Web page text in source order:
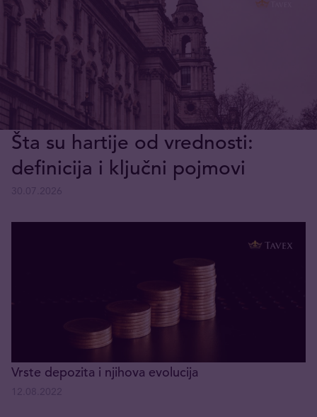
Šta su hartije od vrednosti:
definicija i ključni pojmovi
Vrste depozita i njihova evolucija